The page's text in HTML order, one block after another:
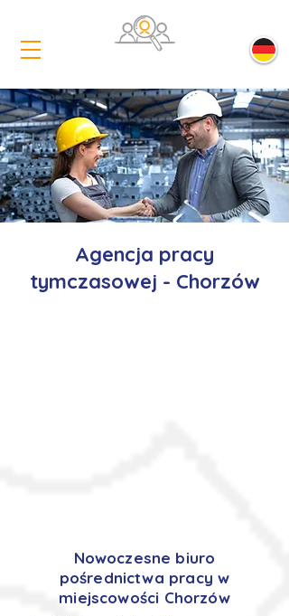
Agencja pracy
tymczasowej - Chorzów
Nowoczesne biuro
pośrednictwa pracy w
miejscowości Chorzów